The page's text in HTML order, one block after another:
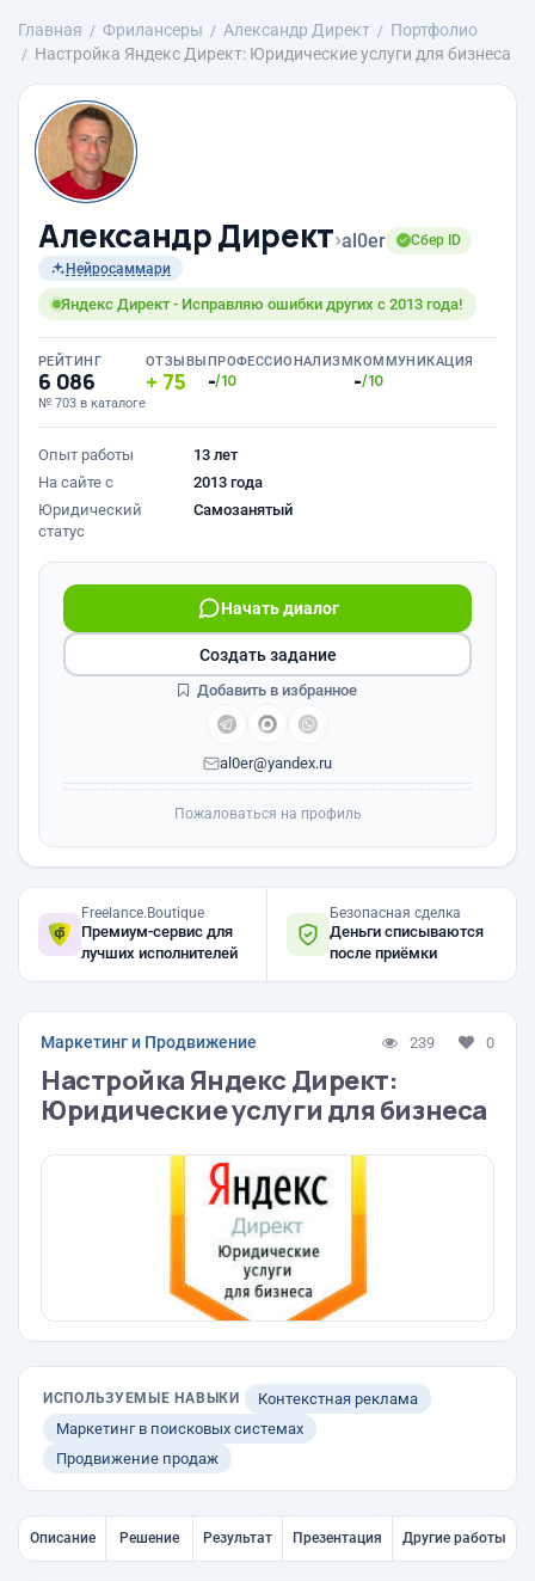
Главная Фрилансеры Александр Директ
Портфолио
Настройка Яндекс Директ: Юридические услуги для бизнеса
Александр Директ›al0er
Сбер ID
Нейросаммари
Яндекс Директ - Исправляю ошибки других с 2013 года!
РЕЙТИНГ
6 086
№ 703 в каталоге
ОТЗЫВЫ
75
ПРОФЕССИОНАЛИЗМ
-/10
КОММУНИКАЦИЯ
-/10
Опыт работы
13 лет
На сайте с
2013 года
Юридический
статус
Самозанятый
Начать диалог
al0er@yandex.ru
Создать задание
Добавить в избранное
Пожаловаться на профиль
Freelance.Boutique
Премиум-сервис для
лучших исполнителей
Безопасная сделка
Деньги списываются
после приёмки
Маркетинг и Продвижение 239 0
Настройка Яндекс Директ:
Юридические услуги для бизнеса
ИСПОЛЬЗУЕМЫЕ НАВЫКИ
Контекстная реклама
Маркетинг в поисковых системах
Продвижение продаж
Описание Решение Результат Презентация Другие работы